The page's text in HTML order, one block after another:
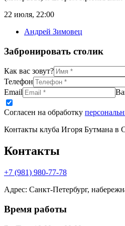
22 июля, 22:00
Андрей Зимовец
Забронировать столик
Как вас зовут?
Телефон
Email
Согласен на обработку
Контакты клуба Игоря Бутмана в
Контакты
+7 (981) 980-77-78
Адрес: Санкт-Петербург,
Время работы